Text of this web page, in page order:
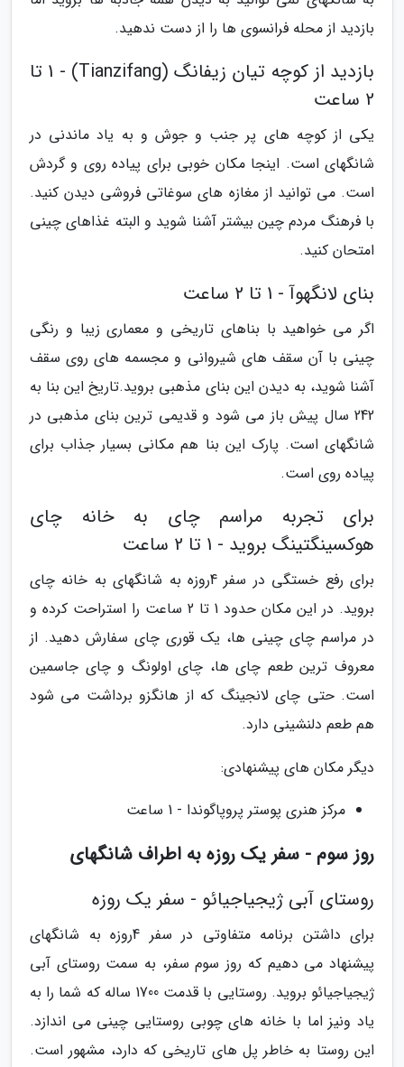
بازدید از محله فرانسوی ها را از دست ندهید.
بازدید از کوچه تیان زیفانگ (Tianzifang) - 1 تا
2 ساعت
یکی از کوچه های پر جنب و جوش و به یاد ماندنی در
شانگهای است. اینجا مکان خوبی برای پیاده روی و گردش
است. می توانید از مغازه های سوغاتی فروشی دیدن کنید.
با فرهنگ مردم چین بیشتر آشنا شوید و البته غذاهای چینی
امتحان کنید.
بنای لانگهوآ - 1 تا 2 ساعت
اگر می خواهید با بناهای تاریخی و معماری زیبا و رنگی
چینی با آن سقف های شیروانی و مجسمه های روی سقف
آشنا شوید، به دیدن این بنای مذهبی بروید.تاریخ این بنا به
242 سال پیش باز می شود و قدیمی ترین بنای مذهبی در
شانگهای است. پارک این بنا هم مکانی بسیار جذاب برای
پیاده روی است.
برای تجربه مراسم چای به خانه چای
هوکسینگتینگ بروید - 1 تا 2 ساعت
برای رفع خستگی در سفر 4روزه به شانگهای به خانه چای
بروید. در این مکان حدود 1 تا 2 ساعت را استراحت کرده و
در مراسم چای چینی ها، یک قوری چای سفارش دهید. از
معروف ترین طعم چای ها، چای اولونگ و چای جاسمین
است. حتی چای لانجینگ که از هانگزو برداشت می شود
هم طعم دلنشینی دارد.
دیگر مکان های پیشنهادی:
مرکز هنری پوستر پروپاگوندا - 1 ساعت
روز سوم - سفر یک روزه به اطراف شانگهای
روستای آبی ژیجیاجیائو - سفر یک روزه
برای داشتن برنامه متفاوتی در سفر 4روزه به شانگهای
پیشنهاد می دهیم که روز سوم سفر، به سمت روستای آبی
ژیجیاجیائو بروید. روستایی با قدمت 1700 ساله که شما را به
یاد ونیز اما با خانه های چوبی روستایی چینی می اندازد.
این روستا به خاطر پل های تاریخی که دارد، مشهور است.